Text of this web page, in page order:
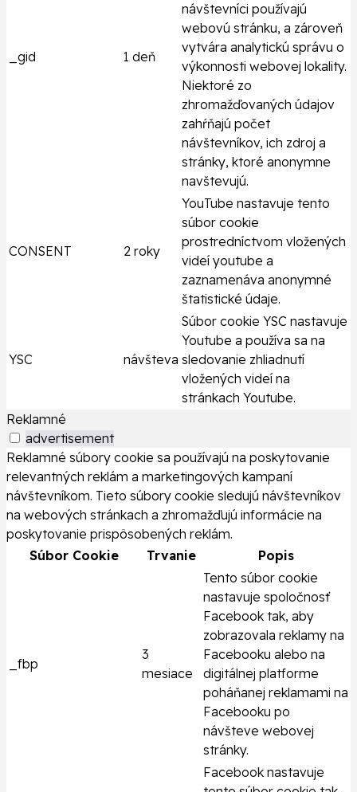
_gid 1 deň
návštevníci používajú
webovú stránku, a zároveň
vytvára analytickú správu o
výkonnosti webovej lokality.
Niektoré zo
zhromažďovaných údajov
zahŕňajú počet
návštevníkov, ich zdroj a
stránky, ktoré anonymne
navštevujú.
CONSENT 2 roky
YouTube nastavuje tento
súbor cookie
prostredníctvom vložených
videí youtube a
zaznamenáva anonymné
štatistické údaje.
YSC návšteva
Súbor cookie YSC nastavuje
Youtube a používa sa na
sledovanie zhliadnutí
vložených videí na
stránkach Youtube.
Reklamné
advertisement
Reklamné súbory cookie sa používajú na poskytovanie
relevantných reklám a marketingových kampaní
návštevníkom. Tieto súbory cookie sledujú návštevníkov
na webových stránkach a zhromažďujú informácie na
poskytovanie prispôsobených reklám.
Súbor Cookie
Trvanie Popis
_fbp
3
mesiace
Tento súbor cookie
nastavuje spoločnosť
Facebook tak, aby
zobrazovala reklamy na
Facebooku alebo na
digitálnej platforme
poháňanej reklamami na
Facebooku po
návšteve webovej
stránky.
Facebook nastavuje